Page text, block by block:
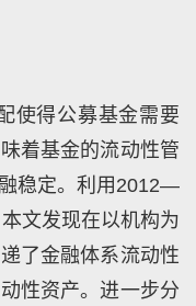
使得公募基金需要
着基金的流动性管
稳定。利用2012—
文发现在以机构为
了金融体系流动性
性资产。进一步分